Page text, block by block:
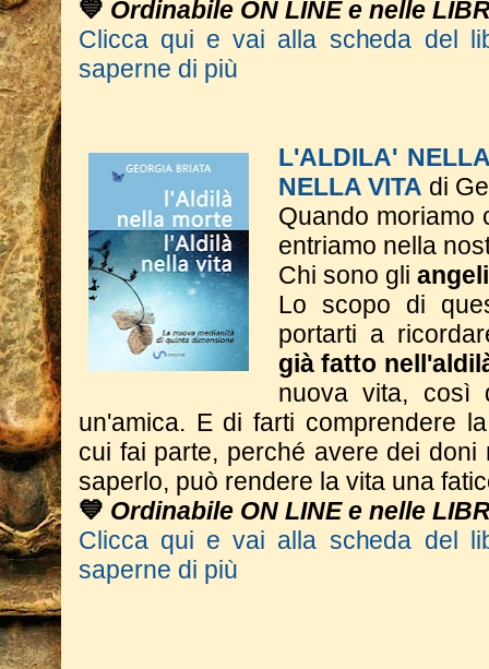
💙 Ordinabile ON LINE e nelle
Clicca qui e vai alla scheda del
saperne di più
L'ALDILA'
NELLA VITA di
Quando moriamo
entriamo nella
Chi sono gli angeli
Lo scopo di
portarti a
già fatto
nuova vita, così
un'amica. E di farti comprendere
cui fai parte, perché avere dei doni
saperlo, può rendere la vita una
💙 Ordinabile ON LINE e nelle
Clicca qui e vai alla scheda del
saperne di più